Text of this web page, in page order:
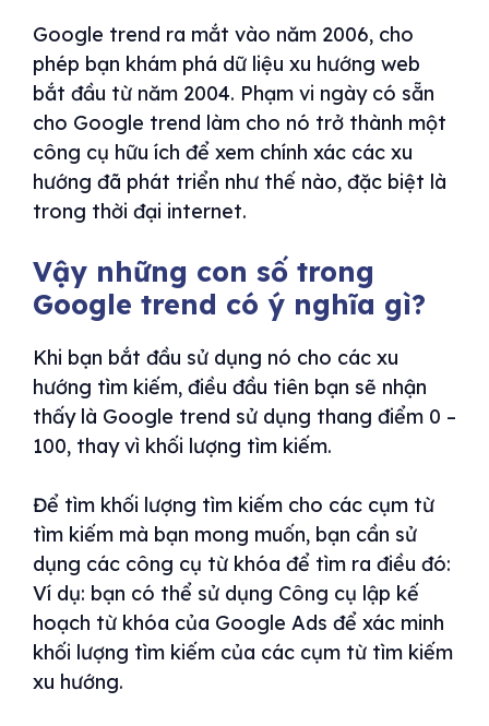
Google trend ra mắt vào năm 2006, cho
phép bạn khám phá dữ liệu xu hướng web
bắt đầu từ năm 2004. Phạm vi ngày có sẵn
cho Google trend làm cho nó trở thành một
công cụ hữu ích để xem chính xác các xu
hướng đã phát triển như thế nào, đặc biệt là
trong thời đại internet.
Vậy những con số trong
Google trend có ý nghĩa gì?
Khi bạn bắt đầu sử dụng nó cho các xu
hướng tìm kiếm, điều đầu tiên bạn sẽ nhận
thấy là Google trend sử dụng thang điểm 0 –
100, thay vì khối lượng tìm kiếm.
Để tìm khối lượng tìm kiếm cho các cụm từ
tìm kiếm mà bạn mong muốn, bạn cần sử
dụng các công cụ từ khóa để tìm ra điều đó:
Ví dụ: bạn có thể sử dụng Công cụ lập kế
hoạch từ khóa của Google Ads để xác minh
khối lượng tìm kiếm của các cụm từ tìm kiếm
xu hướng.